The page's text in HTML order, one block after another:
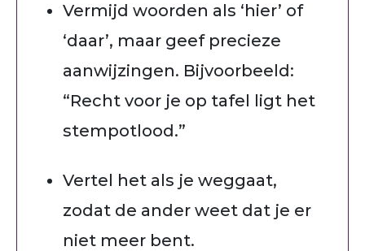
Vermijd woorden als ‘hier’ of
‘daar’, maar geef precieze
aanwijzingen. Bijvoorbeeld:
“Recht voor je op tafel ligt het
stempotlood.”
Vertel het als je weggaat,
zodat de ander weet dat je er
niet meer bent.